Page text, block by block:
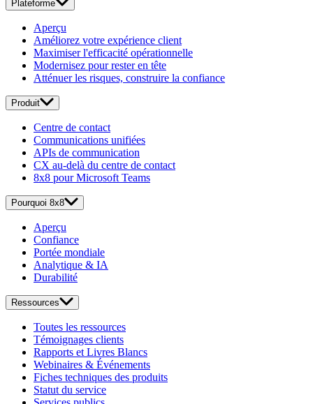
Plateforme
Aperçu
Améliorez votre expérience client
Maximiser l'efficacité opérationnelle
Modernisez pour rester en tête
Atténuer les risques, construire la confiance
Produit
Centre de contact
Communications unifiées
APIs de communication
CX au-delà du centre de contact
8x8 pour Microsoft Teams
Pourquoi 8x8
Aperçu
Confiance
Portée mondiale
Analytique & IA
Durabilité
Ressources
Toutes les ressources
Témoignages clients
Rapports et Livres Blancs
Webinaires & Événements
Fiches techniques des produits
Statut du service